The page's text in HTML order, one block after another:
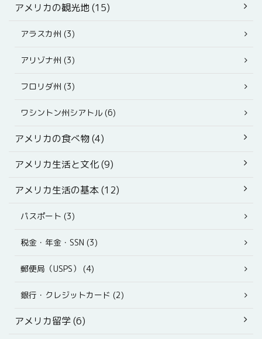
アメリカの観光地 (15)
アラスカ州 (3)
アリゾナ州 (3)
フロリダ州 (3)
ワシントン州シアトル (6)
アメリカの食べ物 (4)
アメリカ生活と文化 (9)
アメリカ生活の基本 (12)
パスポート (3)
税金・年金・SSN (3)
郵便局（USPS） (4)
銀行・クレジットカード (2)
アメリカ留学 (6)